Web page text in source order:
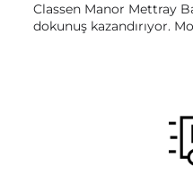
Classen Manor Mettray
dokunuş kazandırıyor.